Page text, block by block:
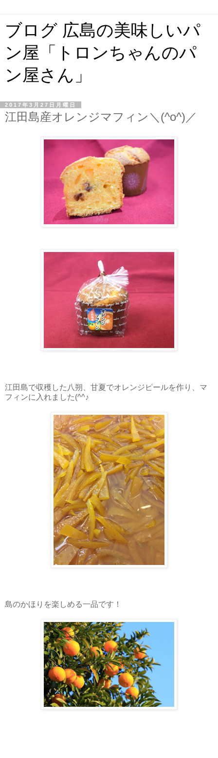
ブログ 広島の美味しいパ
ン屋「トロンちゃんのパ
ン屋さん」
2017年3月27日月曜日
江田島産オレンジマフィン＼(^o^)／
江田島で収穫した八朔、甘夏でオレンジピールを作り、マ
フィンに入れました(^^♪
島のかほりを楽しめる一品です！